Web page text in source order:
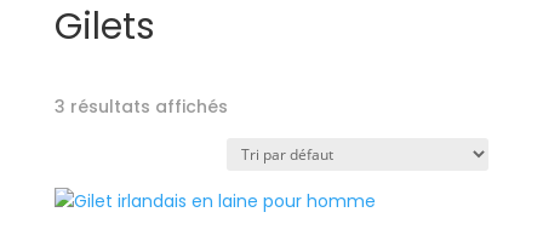
Gilets
3 résultats affichés